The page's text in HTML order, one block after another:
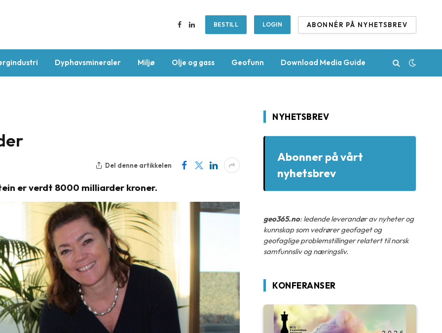
Facebook
LinkedInBESTILL LOGIN ABONNÉR PÅ NYHETSBREV
Dyphavsmineraler Miljø Olje og gass Geofunn Download Media Guide
Del denne artikkelen
er verdt 8000 milliarder kroner.
NYHETSBREV
Abonner på vårt
nyhetsbrev
geo365.no: ledende leverandør av nyheter og
kunnskap som vedrører geofaget og
geofaglige problemstillinger relatert til norsk
samfunnsliv og næringsliv.
KONFERANSER